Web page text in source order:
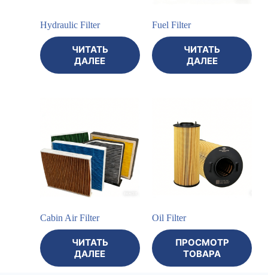
Hydraulic Filter
ЧИТАТЬ
ДАЛЕЕ
Fuel Filter
ЧИТАТЬ
ДАЛЕЕ
Cabin Air Filter
ЧИТАТЬ
ДАЛЕЕ
Oil Filter
ПРОСМОТР
ТОВАРА